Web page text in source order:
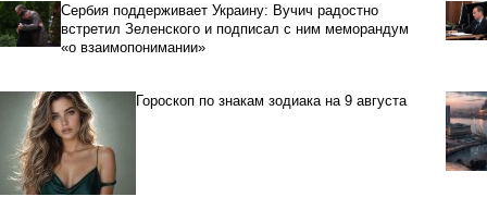
Сербия поддерживает Украину: Вучич радостно
встретил Зеленского и подписал с ним меморандум
«о взаимопонимании»
Гороскоп по знакам зодиака на 9 августа